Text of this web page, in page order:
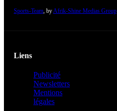
Sports-Team , by Afrik-Shine Medias Group
Liens
Publicité
Newsletters
Mentions
légales